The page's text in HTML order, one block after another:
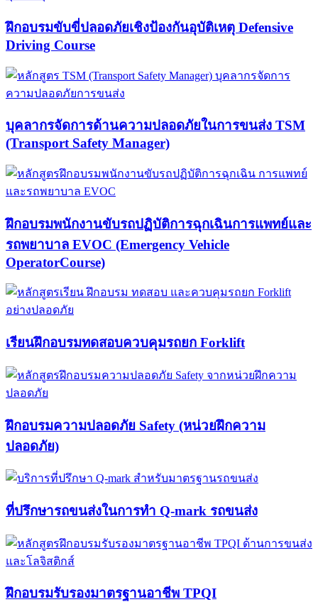
ฝึกอบรมขับขี่ปลอดภัยเชิงป้องกันอุบัติเหตุ Defensive
Driving Course​
บุคลากรจัดการด้านความปลอดภัยในการขนส่ง TSM
(Transport Safety Manager)
ฝึกอบรมพนักงานขับรถปฏิบัติการฉุกเฉินการแพทย์และ
รถพยาบาล EVOC (Emergency Vehicle
OperatorCourse)
เรียนฝึกอบรมทดสอบควบคุมรถยก Forklift​
ฝึกอบรมความปลอดภัย Safety (หน่วยฝึกความ
ปลอดภัย)
ที่ปรึกษารถขนส่งในการทำ Q-mark รถขนส่ง​​
ฝึกอบรมรับรองมาตรฐานอาชีพ TPQI​